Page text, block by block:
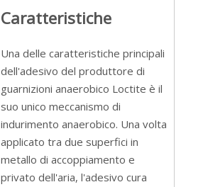
Caratteristiche
Una delle caratteristiche principali
dell'adesivo del produttore di
guarnizioni anaerobico Loctite è il
suo unico meccanismo di
indurimento anaerobico. Una volta
applicato tra due superfici in
metallo di accoppiamento e
privato dell'aria, l'adesivo cura